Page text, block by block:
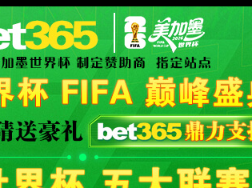
XML 地图